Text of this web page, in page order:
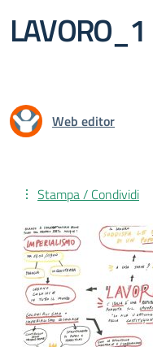
LAVORO_1
Web editor
Stampa / Condividi